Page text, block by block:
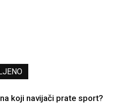
koji navijači prate sport?